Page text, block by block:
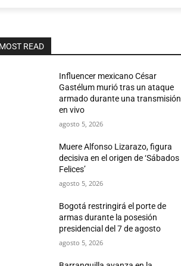
READ
Influencer mexicano César
Gastélum murió tras un ataque
armado durante una transmisión
en vivo
agosto 5, 2026
Muere Alfonso Lizarazo, figura
decisiva en el origen de ‘Sábados
Felices’
agosto 5, 2026
Bogotá restringirá el porte de
armas durante la posesión
presidencial del 7 de agosto
agosto 5, 2026